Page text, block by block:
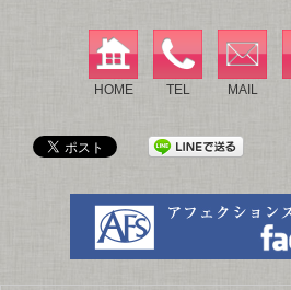
HOME TEL MAIL